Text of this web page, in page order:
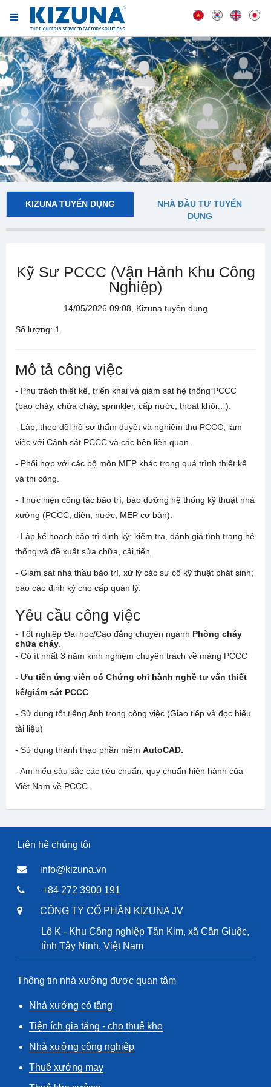
KIZUNA TUYỂN DỤNG
NHÀ ĐẦU TƯ TUYỂN
DỤNG
Kỹ Sư PCCC (Vận Hành Khu Công
Nghiệp)
14/05/2026 09:08, Kizuna tuyển dụng
Số lượng: 1
Mô tả công việc
- Phụ trách thiết kế, triển khai và giám sát hệ thống PCCC
(báo cháy, chữa cháy, sprinkler, cấp nước, thoát khói…).
- Lập, theo dõi hồ sơ thẩm duyệt và nghiệm thu PCCC; làm
việc với Cảnh sát PCCC và các bên liên quan.
- Phối hợp với các bộ môn MEP khác trong quá trình thiết kế
và thi công.
- Thực hiện công tác bảo trì, bảo dưỡng hệ thống kỹ thuật nhà
xưởng (PCCC, điện, nước, MEP cơ bản).
- Lập kế hoạch bảo trì định kỳ; kiểm tra, đánh giá tình trạng hệ
thống và đề xuất sửa chữa, cải tiến.
- Giám sát nhà thầu bảo trì, xử lý các sự cố kỹ thuật phát sinh;
báo cáo định kỳ cho cấp quản lý.
Yêu cầu công việc
- Tốt nghiệp Đại học/Cao đẳng chuyên ngành Phòng cháy
chữa cháy
- Có ít nhất 3 năm kinh nghiệm chuyên trách về mảng PCCC
- Ưu tiên ứng viên có Chứng chỉ hành nghề tư vấn thiết
kế/giám sát PCCC
- Sử dụng tốt tiếng Anh trong công việc (Giao tiếp và đọc hiểu
tài liệu)
- Sử dụng thành thạo phần mềm AutoCAD.
- Am hiểu sâu sắc các tiêu chuẩn, quy chuẩn hiện hành của
Việt Nam về PCCC.
Liên hệ chúng tôi
info@kizuna.vn
+84 272 3900 191
CÔNG TY CỔ PHẦN KIZUNA JV
Lô K - Khu Công nghiệp Tân Kim, xã Cần Giuộc,
tỉnh Tây Ninh, Việt Nam
Thông tin nhà xưởng được quan tâm
Nhà xưởng có tầng
Tiện ích gia tăng - cho thuê kho
Nhà xưởng công nghiệp
Thuê xưởng may